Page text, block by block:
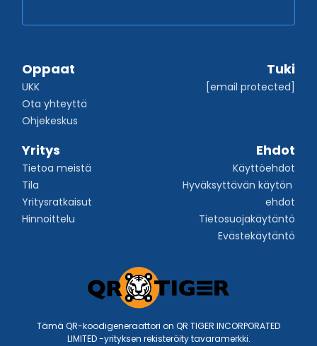
Oppaat
UKK
Ota yhteyttä
Ohjekeskus
Tuki
[email protected]
Yritys
Tietoa meistä
Tila
Yritysratkaisut
Hinnoittelu
Ehdot
Käyttöehdot
Hyväksyttävän käytön
ehdot
Tietosuojakäytäntö
Evästekäytäntö
Tämä QR-koodigeneraattori on QR TIGER INCORPORATED
LIMITED -yrityksen rekisteröity tavaramerkki.